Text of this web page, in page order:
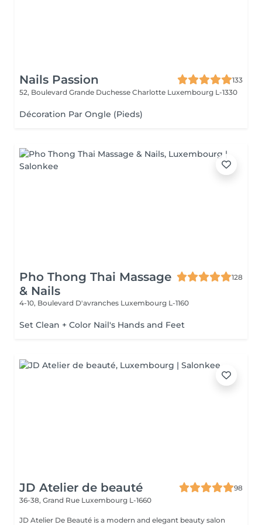
Nails Passion
133
52, Boulevard Grande Duchesse Charlotte Luxembourg L-1330
Décoration Par Ongle (Pieds)
Pho Thong Thai Massage
& Nails
128
4-10, Boulevard D'avranches Luxembourg L-1160
Set Clean + Color Nail's Hands and Feet
JD Atelier de beauté
98
36-38, Grand Rue Luxembourg L-1660
JD Atelier De Beauté is a modern and elegant beauty salon